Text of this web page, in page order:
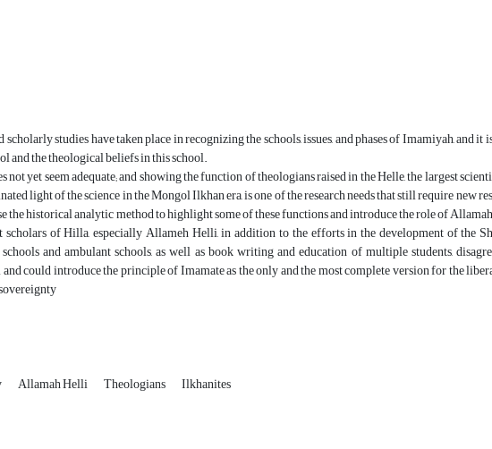
scholarly studies have taken place in recognizing the schools, issues, and phases of Imamiyah, and
and the theological beliefs in this school.
not yet seem adequate; and showing the function of theologians raised in the Helle, the largest
light of the science in the Mongol Ilkhan era, is one of the research needs that still require new
the historical analytic method to highlight some of these functions and introduce the role of
of Hilla, especially Allameh Helli, in addition to the efforts in the development of the
and ambulant schools, as well as book writing and education of multiple students,
could introduce the principle of Imamate as the only and the most complete version for the
Allamah Helli Theologians Ilkhanites